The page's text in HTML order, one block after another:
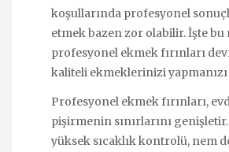
koşullarında profesyonel
etmek bazen zor olabilir. İşte bu
profesyonel ekmek fırınları
kaliteli ekmeklerinizi yapmanızı
Profesyonel ekmek fırınları,
pişirmenin sınırlarını
yüksek sıcaklık kontrolü, nem